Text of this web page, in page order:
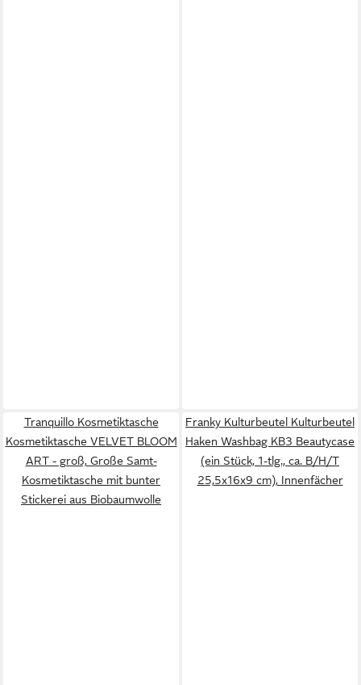
Tranquillo Kosmetiktasche
Kosmetiktasche VELVET BLOOM
ART - groß, Große Samt-
Kosmetiktasche mit bunter
Stickerei aus Biobaumwolle
Franky Kulturbeutel Kulturbeutel
Haken Washbag KB3 Beautycase
(ein Stück, 1-tlg., ca. B/H/T
25,5x16x9 cm), Innenfächer